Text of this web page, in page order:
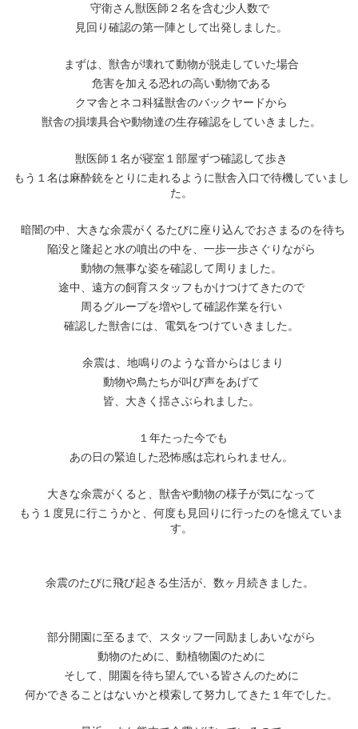
守衛さん獣医師２名を含む少人数で
見回り確認の第一陣として出発しました。
まずは、獣舎が壊れて動物が脱走していた場合
危害を加える恐れの高い動物である
クマ舎とネコ科猛獣舎のバックヤードから
獣舎の損壊具合や動物達の生存確認をしていきました。
獣医師１名が寝室１部屋ずつ確認して歩き
もう１名は麻酔銃をとりに走れるように獣舎入口で待機していまし
た。
暗闇の中、大きな余震がくるたびに座り込んでおさまるのを待ち
陥没と隆起と水の噴出の中を、一歩一歩さぐりながら
動物の無事な姿を確認して周りました。
途中、遠方の飼育スタッフもかけつけてきたので
周るグループを増やして確認作業を行い
確認した獣舎には、電気をつけていきました。
余震は、地鳴りのような音からはじまり
動物や鳥たちが叫び声をあげて
皆、大きく揺さぶられました。
１年たった今でも
あの日の緊迫した恐怖感は忘れられません。
大きな余震がくると、獣舎や動物の様子が気になって
もう１度見に行こうかと、何度も見回りに行ったのを憶えていま
す。
余震のたびに飛び起きる生活が、数ヶ月続きました。
部分開園に至るまで、スタッフ一同励ましあいながら
動物のために、動植物園のために
そして、開園を待ち望んでいる皆さんのために
何かできることはないかと模索して努力してきた１年でした。